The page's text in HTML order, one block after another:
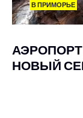
В ПРИМОРЬЕ
НОВЫЙ